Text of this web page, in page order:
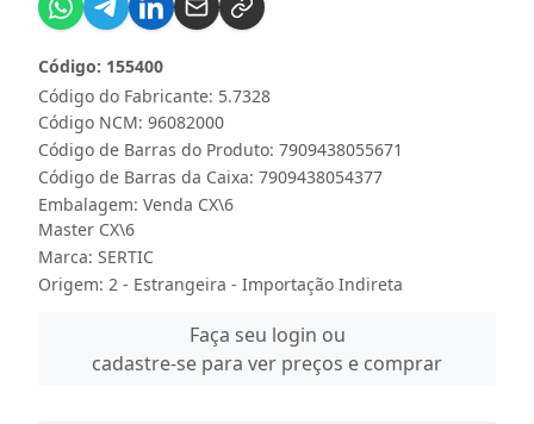
Código do Fabricante: 5.7328
Código: 155400
Código NCM: 96082000
Código de Barras do Produto: 7909438055671
Código de Barras da Caixa: 7909438054377
Embalagem: Venda CX\6
Master CX\6
Marca: SERTIC
Origem: 2 - Estrangeira - Importação Indireta
Faça seu login ou
cadastre-se para ver preços e comprar